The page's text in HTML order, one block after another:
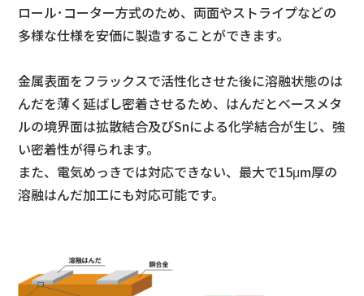
ロール･コーター方式のため、両面やストライプなどの
多様な仕様を安価に製造することができます。
金属表面をフラックスで活性化させた後に溶融状態のは
んだを薄く延ばし密着させるため、はんだとベースメタ
ルの境界面は拡散結合及びSnによる化学結合が生じ、強
い密着性が得られます。
また、電気めっきでは対応できない、最大で15μm厚の
溶融はんだ加工にも対応可能です。